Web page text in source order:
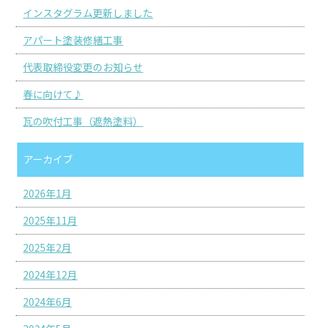
インスタグラム更新しました
アパート塗装修繕工事
代表取締役変更のお知らせ
春に向けて♪
瓦の吹付工事（遮熱塗料）
アーカイブ
2026年1月
2025年11月
2025年2月
2024年12月
2024年6月